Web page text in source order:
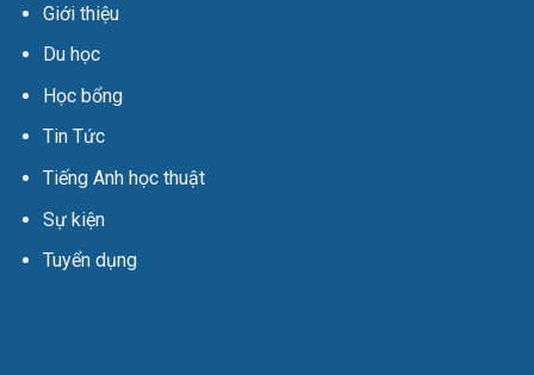
Giới thiệu
Du học
Học bổng
Tin Tức
Tiếng Anh học thuật
Sự kiện
Tuyển dụng